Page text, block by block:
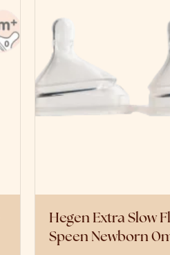
Hegen Extra Slow
Speen Newborn